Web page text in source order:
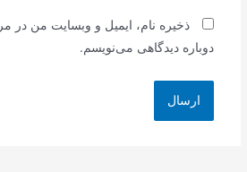
ذخیره نام، ایمیل و وبسایت من در
دوباره دیدگاهی می‌نویسم.